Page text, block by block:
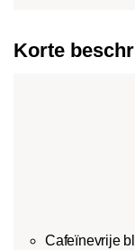
Korte
Cafeïnevrije